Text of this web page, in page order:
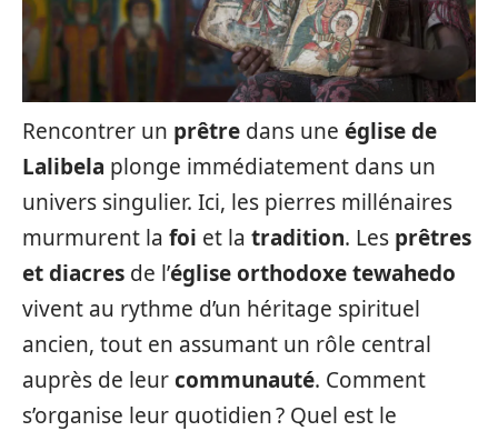
Rencontrer un prêtre dans une église de
Lalibela plonge immédiatement dans un
univers singulier. Ici, les pierres millénaires
murmurent la foi et la tradition. Les prêtres
et diacres de l’église orthodoxe tewahedo
vivent au rythme d’un héritage spirituel
ancien, tout en assumant un rôle central
auprès de leurcommunauté. Comment
s’organise leur quotidien ? Quel est le